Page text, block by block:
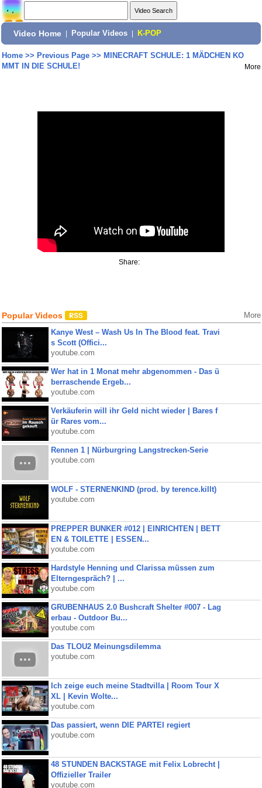
Video Home Popular Videos K-POP
Home>> Previous Page>> MINECRAFT SCHULE: 1 MÄDCHEN KO
MMT IN DIE SCHULE!
More
Share:
Popular Videos More
Kanye West – Wash Us In The Blood feat. Travi
s Scott (Offici...
youtube.com
Wer hat in 1 Monat mehr abgenommen - Das ü
berraschende Ergeb...
youtube.com
Verkäuferin will ihr Geld nicht wieder | Bares f
ür Rares vom...
youtube.com
Rennen 1 | Nürburgring Langstrecken-Serie
youtube.com
WOLF - STERNENKIND (prod. by terence.killt)
youtube.com
PREPPER BUNKER #012 | EINRICHTEN | BETT
EN & TOILETTE | ESSEN...
youtube.com
Hardstyle Henning und Clarissa müssen zum
Elterngespräch? | ...
youtube.com
GRUBENHAUS 2.0 Bushcraft Shelter #007 - Lag
erbau - Outdoor Bu...
youtube.com
Das TLOU2 Meinungsdilemma
youtube.com
Ich zeige euch meine Stadtvilla | Room Tour X
XL | Kevin Wolte...
youtube.com
Das passiert, wenn DIE PARTEI regiert
youtube.com
48 STUNDEN BACKSTAGE mit Felix Lobrecht |
Offizieller Trailer
youtube.com